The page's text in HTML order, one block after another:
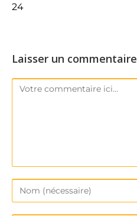
24
Laisser un commentaire